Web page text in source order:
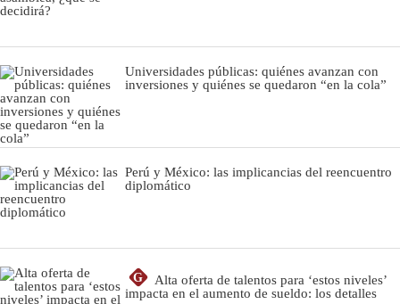
Universidades públicas: quiénes avanzan con
inversiones y quiénes se quedaron “en la cola”
Perú y México: las implicancias del reencuentro
diplomático
G
Alta oferta de talentos para ‘estos niveles’
impacta en el aumento de sueldo: los detalles